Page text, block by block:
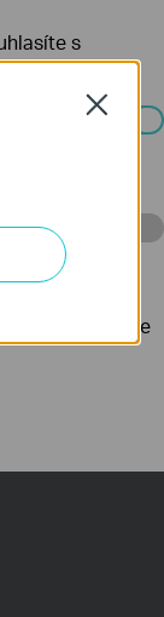
Close
s
za
nastavit, aby se